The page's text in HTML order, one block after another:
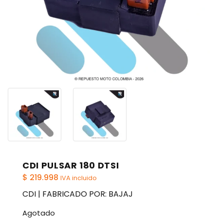
CDI PULSAR 180 DTSI
$ 219.998 IVA incluido
CDI | FABRICADO POR: BAJAJ
Agotado